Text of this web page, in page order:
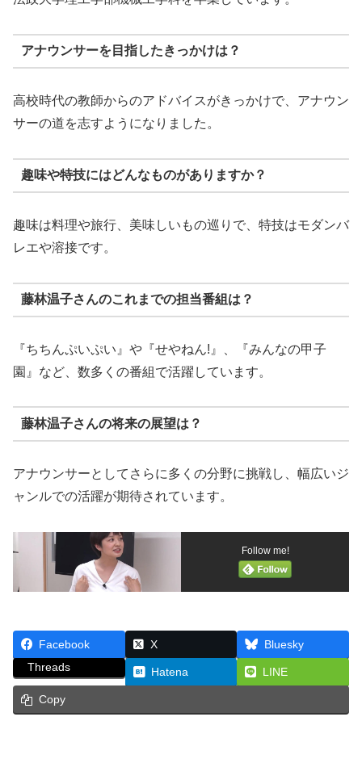
アナウンサーを目指したきっかけは？
高校時代の教師からのアドバイスがきっかけで、アナウン
サーの道を志すようになりました。
趣味や特技にはどんなものがありますか？
趣味は料理や旅行、美味しいもの巡りで、特技はモダンバ
レエや溶接です。
藤林温子さんのこれまでの担当番組は？
『ちちんぷいぷい』や『せやねん!』、『みんなの甲子
園』など、数多くの番組で活躍しています。
藤林温子さんの将来の展望は？
アナウンサーとしてさらに多くの分野に挑戦し、幅広いジ
ャンルでの活躍が期待されています。
Follow me!
Facebook X
Bluesky
Threads
Hatena LINE
Copy